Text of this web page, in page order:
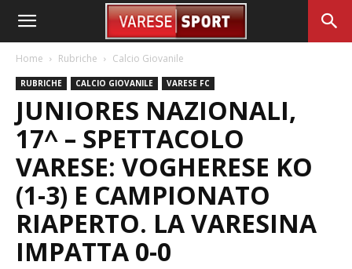
Home Rubriche Calcio Giovanile
RUBRICHE CALCIO GIOVANILE VARESE FC
JUNIORES NAZIONALI,
17^ – SPETTACOLO
VARESE: VOGHERESE KO
(1-3) E CAMPIONATO
RIAPERTO. LA VARESINA
IMPATTA 0-0